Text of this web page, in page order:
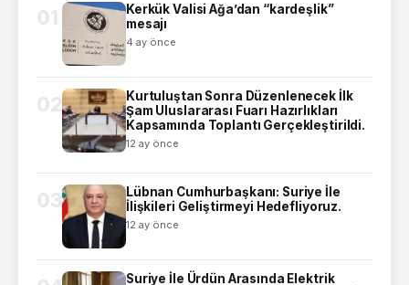
01
Kerkük Valisi Ağa’dan “kardeşlik”
mesajı
4 ay önce
02
Kurtuluştan Sonra Düzenlenecek İlk
Şam Uluslararası Fuarı Hazırlıkları
Kapsamında Toplantı Gerçekleştirildi.
12 ay önce
03
Lübnan Cumhurbaşkanı: Suriye İle
İlişkileri Geliştirmeyi Hedefliyoruz.
12 ay önce
Suriye İle Ürdün Arasında Elektrik